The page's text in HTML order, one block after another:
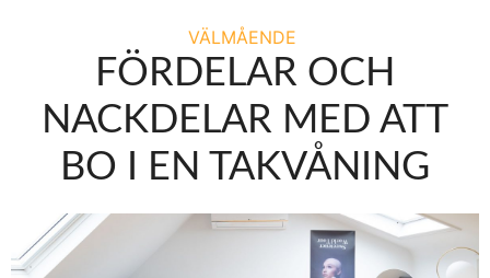
VÄLMÅENDE
FÖRDELAR OCH
NACKDELAR MED ATT
BO I EN TAKVÅNING